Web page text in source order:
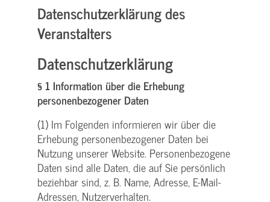
Datenschutzerklärung des
Veranstalters
Datenschutzerklärung
§ 1 Information über die Erhebung
personenbezogener Daten
(1) Im Folgenden informieren wir über die
Erhebung personenbezogener Daten bei
Nutzung unserer Website. Personenbezogene
Daten sind alle Daten, die auf Sie persönlich
beziehbar sind, z. B. Name, Adresse, E-Mail-
Adressen, Nutzerverhalten.